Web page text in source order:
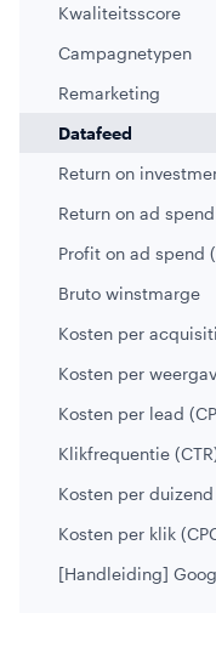
Kwaliteitsscore
Campagnetypen
Remarketing
Datafeed
Return on
Return on ad spend
Profit on ad spend
Bruto winstmarge
Kosten per
Kosten per
Kosten per lead
Klikfrequentie
Kosten per
Kosten per klik
[Handleiding]